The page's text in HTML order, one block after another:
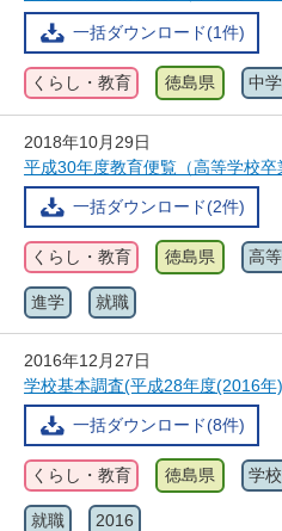
一括ダウンロード(1件)
くらし・教育 徳島県 中
2018年10月29日
平成30年度教育便覧（高等学校卒
一括ダウンロード(2件)
くらし・教育 徳島県 高
進学 就職
2016年12月27日
学校基本調査(平成28年度(2016年
一括ダウンロード(8件)
くらし・教育 徳島県 学校
就職 2016